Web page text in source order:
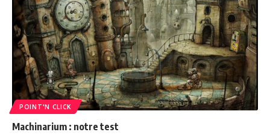
POINT'N CLICK
Machinarium : notre test